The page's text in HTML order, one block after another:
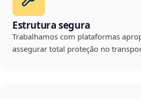
Estrutura segura
Trabalhamos com plataformas
assegurar total proteção no